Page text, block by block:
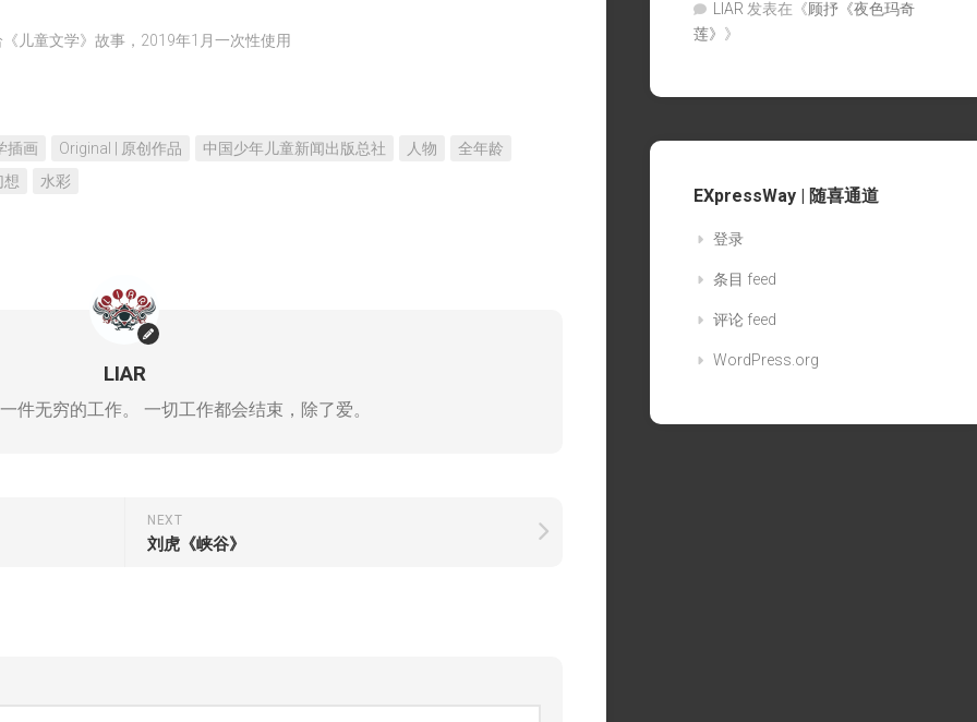
儿童文学》故事，2019年1月一次性使用
插画 Original | 原创作品 中国少年儿童新闻出版总社 人物
全年龄
想
水彩
LIAR
件无穷的工作。 一切工作都会结束，除了爱。
NEXT
刘虎《峡谷》
LIAR 发表在《顾抒《夜色玛奇
莲》 》
EXpressWay | 随喜通道
登录
条目 feed
评论 feed
WordPress.org